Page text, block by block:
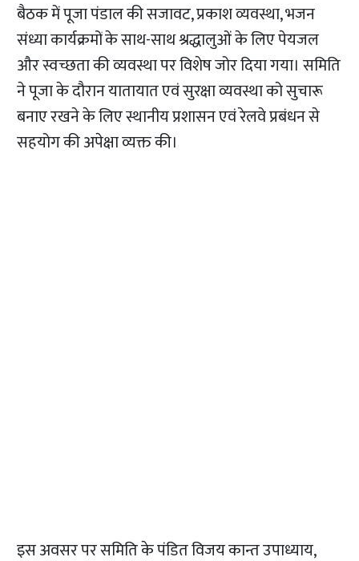
बैठक में पूजा पंडाल की सजावट, प्रकाश व्यवस्था, भजन
संध्या कार्यक्रमों के साथ-साथ श्रद्धालुओं के लिए पेयजल
और स्वच्छता की व्यवस्था पर विशेष जोर दिया गया। समिति
ने पूजा के दौरान यातायात एवं सुरक्षा व्यवस्था को सुचारू
बनाए रखने के लिए स्थानीय प्रशासन एवं रेलवे प्रबंधन से
सहयोग की अपेक्षा व्यक्त की।
इस अवसर पर समिति के पंडित विजय कान्त उपाध्याय,